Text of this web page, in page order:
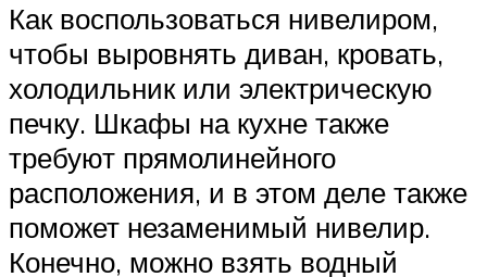
Как воспользоваться нивелиром,
чтобы выровнять диван, кровать,
холодильник или электрическую
печку. Шкафы на кухне также
требуют прямолинейного
расположения, и в этом деле также
поможет незаменимый нивелир.
Конечно, можно взять водный